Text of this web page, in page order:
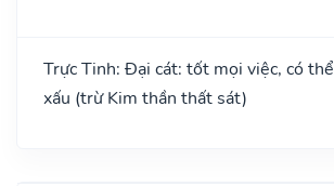
Trực Tinh: Đại cát: tốt mọi việc, có
xấu (trừ Kim thần thất sát)